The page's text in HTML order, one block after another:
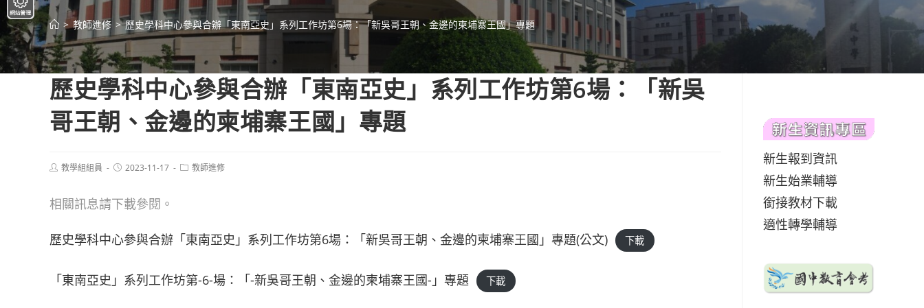
> 教師進修 > 歷史學科中心參與合辦「東南亞史」系列工作坊第6場：「新吳哥王朝、金邊的柬埔寨王國」專題
歷史學科中心參與合辦「東南亞史」系列工作坊第6場：「新吳
哥王朝、金邊的柬埔寨王國」專題
Post教學組組員
Post2023-11-17
Post教師進修
相關訊息請下載參閱。
歷史學科中心參與合辦「東南亞史」系列工作坊第6場：「新吳哥王朝、金邊的柬埔寨王國」專題(公文) 下載
「東南亞史」系列工作坊第-6-場：「-新吳哥王朝、金邊的柬埔寨王國-」專題 下載
新生報到資訊
新生始業輔導
銜接教材下載
適性轉學輔導